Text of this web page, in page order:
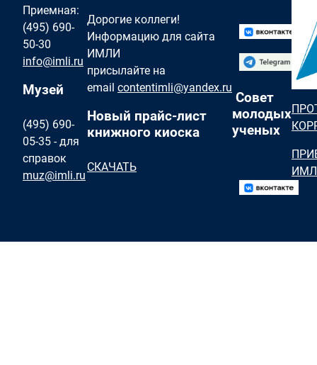
Приемная:
(495) 690-
50-30
info@imli.ru
Музей
(495) 690-
05-35 - для
справок
muz@imli.ru
Дорогие коллеги!
Информацию для сайта
ИМЛИ
присылайте на
email contentimli@yandex.ru
Новый прайс-лист
книжного киоска
СКАЧАТЬ
Совет
молодых
ученых